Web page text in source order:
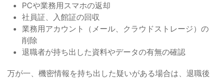
PCや業務用スマホの返却
社員証、入館証の回収
業務用アカウント（メール、クラウドストレージ）の
削除
退職者が持ち出した資料やデータの有無の確認
万が一、機密情報を持ち出した疑いがある場合は、退職後